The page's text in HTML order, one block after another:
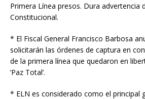
Primera Línea presos. Dura advertencia
Constitucional.
* El Fiscal General Francisco Barbosa
solicitarán las órdenes de captura en
de la primera línea que quedaron en
‘Paz Total’.
* ELN es considerado como el principal